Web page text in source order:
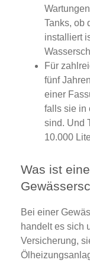
Tanks, ob
installiert
Für
fünf
einer
falls sie in
sind. Und
10.000
Was ist eine
Bei einer
handelt es sich
Versicherung,